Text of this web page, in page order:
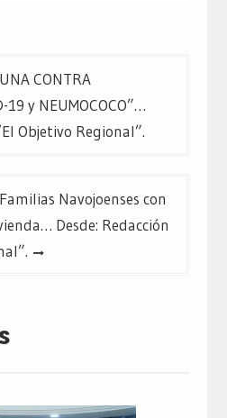
CONTRA
19 y NEUMOCOCO”…
Objetivo Regional”.
Navojoenses con
Desde: Redacción